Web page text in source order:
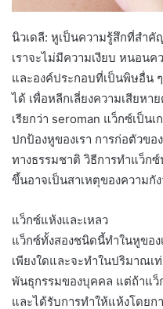
นิวเดลี: หูเป็นความรู้สึกที่สำคั
เราจะไม่มีความเงียบ หนอนค
และองค์ประกอบที่เป็นพิษอื่น
ได้ เพื่อหลีกเลี่ยงความเสียห
เรียกว่า seroman แว็กซ์เป็น
ปกป้องหูของเรา การก่อตัวข
ทางธรรมชาติ วิธีการทำแว็ก
ขึ้นอาจเป็นสาเหตุของความกัง
แว็กซ์แห้งและเหลว
แว็กซ์ทั้งสองชนิดนี้ทำในหูของ
เพียงใดและจะทำในปริมาณเ
พันธุกรรมของบุคคล แต่ถ้าแว็
และได้รับการทำให้แห้งโดยก